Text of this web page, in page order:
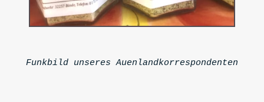
Funkbild unseres Auenlandkorrespondenten